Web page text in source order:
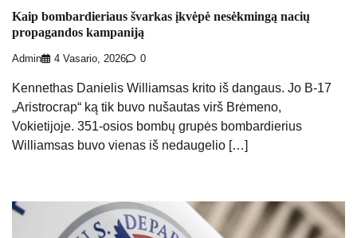
Kaip bombardieriaus švarkas įkvėpė nesėkmingą nacių
propagandos kampaniją
Admin 4 Vasario, 2026 0
Kennethas Danielis Williamsas krito iš dangaus. Jo B-17
„Aristrocrap“ ką tik buvo nušautas virš Brėmeno,
Vokietijoje. 351-osios bombų grupės bombardierius
Williamsas buvo vienas iš nedaugelio […]